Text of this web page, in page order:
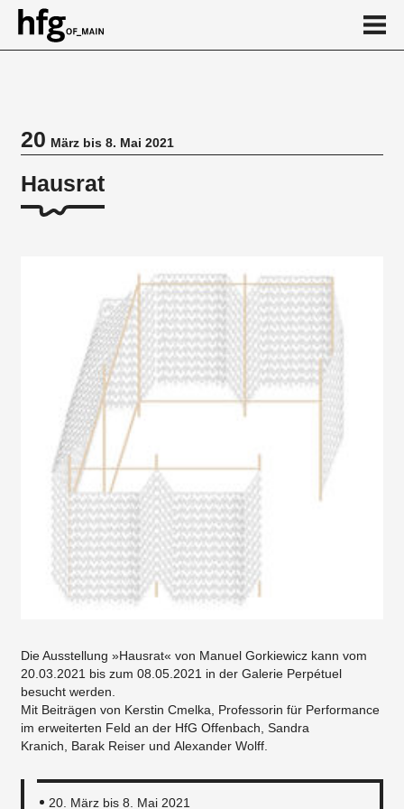
20März bis 8. Mai 2021
Hausrat
Die Ausstellung »Hausrat« von Manuel Gorkiewicz kann vom
20.03.2021 bis zum 08.05.2021 in der Galerie Perpétuel
besucht werden.
Mit Beiträgen von Kerstin Cmelka, Professorin für Performance
im erweiterten Feld an der HfG Offenbach, Sandra
Kranich, Barak Reiser und Alexander Wolff.
20. März bis 8. Mai 2021